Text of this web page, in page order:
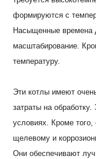
формируются с
Насыщенные времена
масштабирование.
температуру.
Эти котлы имеют
затраты на обработку.
условиях. Кроме того,
щелевому и
Они обеспечивают